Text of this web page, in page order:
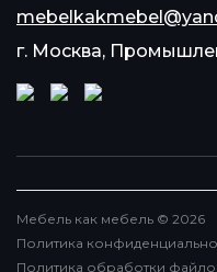
г. Москва,
Мебель как мебель © 2026
Политика
Политика обработки